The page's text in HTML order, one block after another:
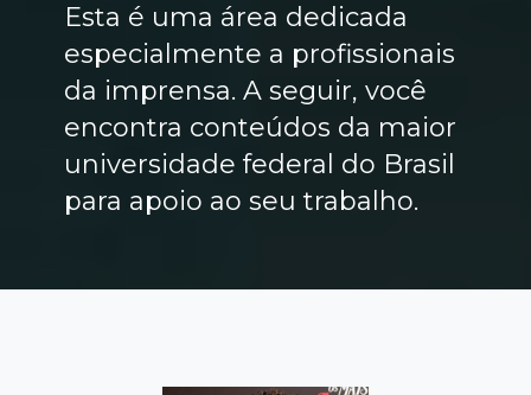
Esta é uma área dedicada
especialmente a profissionais
da imprensa. A seguir, você
encontra conteúdos da maior
universidade federal do Brasil
para apoio ao seu trabalho.